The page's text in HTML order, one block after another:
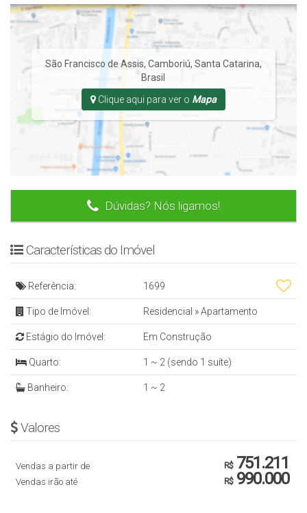
de Assis, a poucos minutos de Balneário Camboriú..
Plantas variadas, de 34,87 m² a 177,08 m².
Rooftop com mais de 300 m², incluindo piscina com vista
panorâmica, academia, salão de festas, e muito mais.
Soluções tecnológicas e sustentáveis, como tratamento
acústico, reaproveitamento de água e paisagismo integrado.
Entre em contato para mais informações!
São Francisco de Assis, Camboriú, Santa Catarina,
Brasil
Clique aqui para ver o Mapa
Dúvidas? Nós ligamos!
Características do Imóvel
Referência: 1699
Tipo de Imóvel: Residencial »Apartamento
Estágio do Imóvel: Em Construção
Quarto: 1 ~ 2 (sendo 1 suíte)
Banheiro: 1 ~ 2
Valores
R$751.211
Vendas a partir de
R$990.000
Vendas irão até